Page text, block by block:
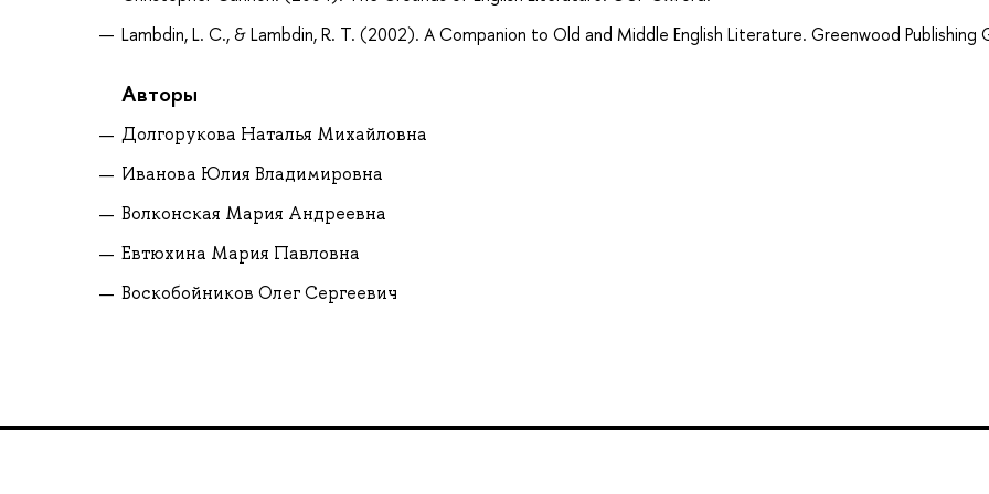
Lambdin, L. C., & Lambdin, R. T. (2002). A Companion to Old and Middle English Literature. Greenwood Publishing
Авторы
Долгорукова Наталья Михайловна
Иванова Юлия Владимировна
Волконская Мария Андреевна
Евтюхина Мария Павловна
Воскобойников Олег Сергеевич